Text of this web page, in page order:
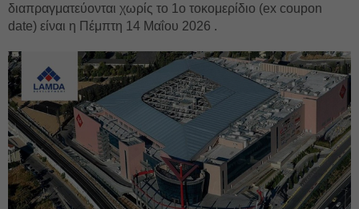
διαπραγματεύονται χωρίς το 1ο τοκομερίδιο (ex coupon
date) είναι η Πέμπτη 14 Μαΐου 2026 .